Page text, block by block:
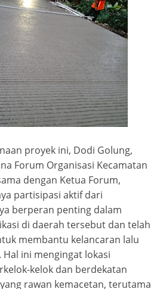
proyek ini, Dodi Golung,
Forum Organisasi Kecamatan
dengan Ketua Forum,
partisipasi aktif dari
berperan penting dalam
di daerah tersebut dan telah
membantu kelancaran lalu
Hal ini mengingat lokasi
kelok dan berdekatan
rawan kemacetan, terutama